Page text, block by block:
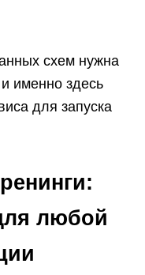
схем нужна
именно здесь
для запуска
любой